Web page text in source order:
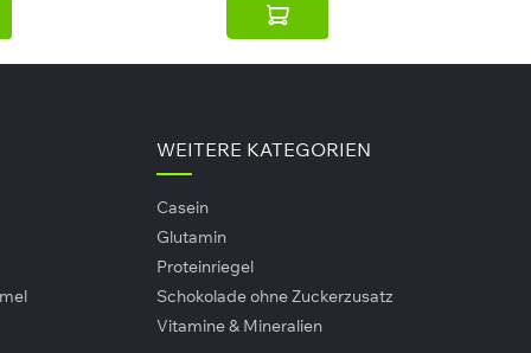
Ammoniumhydroxid,
und abwechslungsreiche Ernährungsweise als
bitte an Ihren persönlichen Bedarf an. Die
kühl und dunkel lagern.
(120
Scitec Nutrition Multi Pro
WEITERE KATEGORIEN
Casein
Glutamin
Proteinriegel
Schokolade ohne Zuckerzusatz
Vitamine & Mineralien